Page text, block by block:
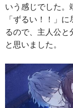
いう感じでした。
「ずるい！！」
るので、主人公
と思いました。